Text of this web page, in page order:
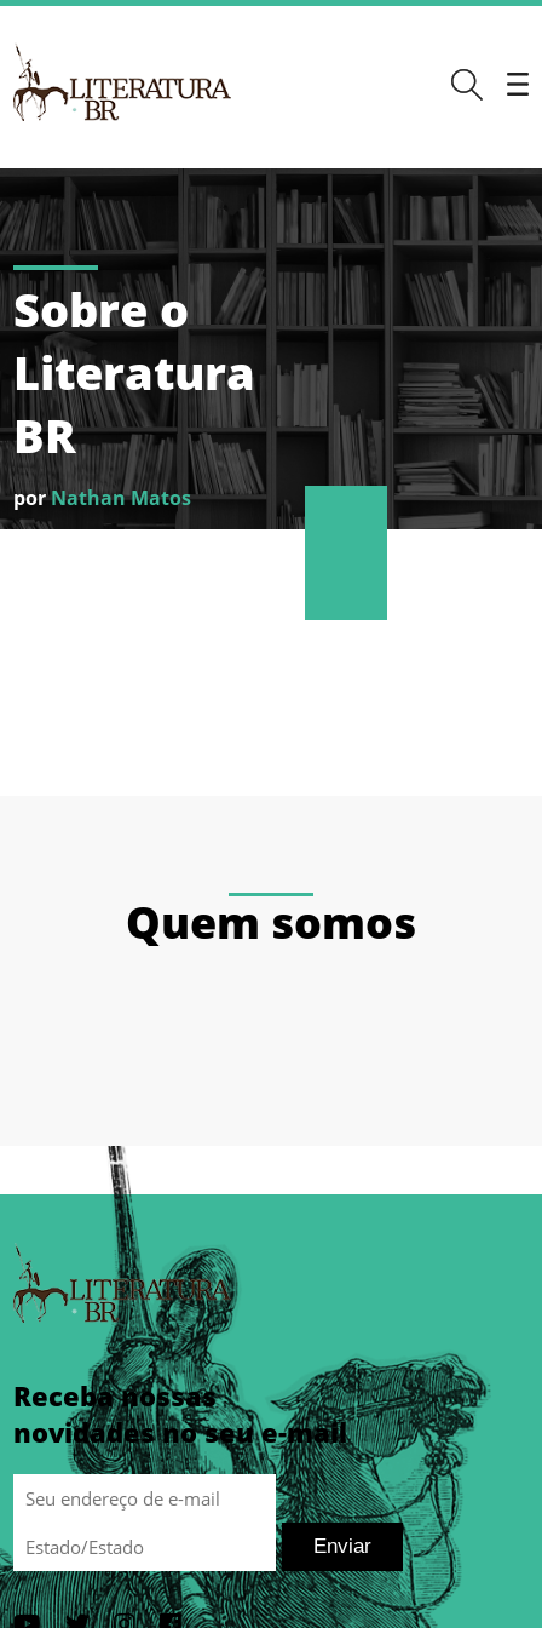
Sobre o
Literatura
BR
porNathan Matos
Quem somos
Receba nossas
novidades no seu e-mail
Enviar